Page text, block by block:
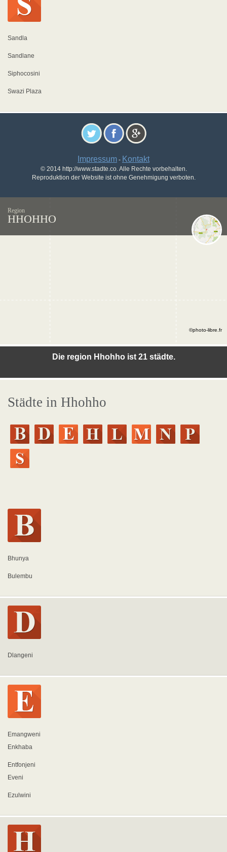
Sandla
Sandlane
Siphocosini
Swazi Plaza
Impressum - Kontakt
© 2014 http://www.stadte.co. Alle Rechte vorbehalten.
Reproduktion der Website ist ohne Genehmigung verboten.
Region
HHOHHO
Die region Hhohho ist 21 städte.
©photo-libre.fr
Städte in Hhohho
Bhunya
Bulembu
Dlangeni
Emangweni
Enkhaba
Entfonjeni
Eveni
Ezulwini